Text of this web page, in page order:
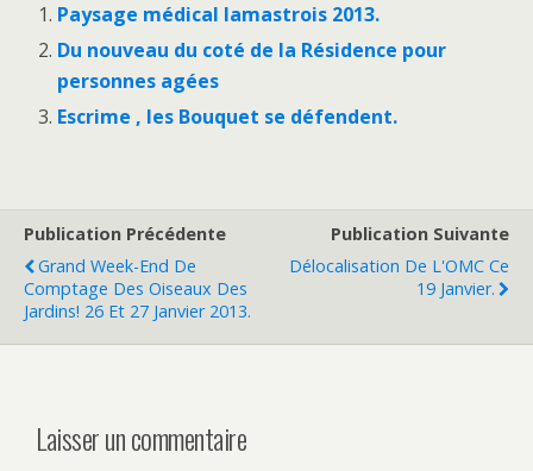
Paysage médical lamastrois 2013.
Du nouveau du coté de la Résidence pour
personnes agées
Escrime , les Bouquet se défendent.
Publication Précédente
Grand Week-End De
Comptage Des Oiseaux Des
Jardins! 26 Et 27 Janvier 2013.
Publication Suivante
Délocalisation De L'OMC Ce
19 Janvier.
Laisser un commentaire